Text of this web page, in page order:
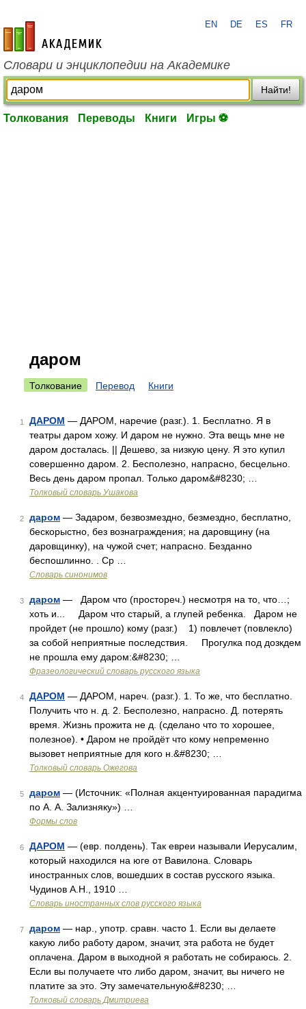
academic.ru
EN DE ES FR
Словари и энциклопедии на Академике
Найти!
Толкования Переводы Книги Игры ⚽
даром
Толкование Перевод Книги
1 ДАРОМ — ДАРОМ, наречие (разг.). 1. Бесплатно. Я в
театры даром хожу. И даром не нужно. Эта вещь мне не
даром досталась. || Дешево, за низкую цену. Я это купил
совершенно даром. 2. Бесполезно, напрасно, бесцельно.
Весь день даром пропал. Только даром&#8230; …
Толковый словарь Ушакова
2 даром — Задаром, безвозмездно, безмездно, бесплатно,
бескорыстно, без вознаграждения; на даровщину (на
даровщинку), на чужой счет; напрасно. Безданно
беспошлинно. . Ср …
Словарь синонимов
3 даром — Даром что (простореч.) несмотря на то, что…;
хоть и... Даром что старый, а глупей ребенка. Даром не
пройдет (не прошло) кому (разг.) 1) повлечет (повлекло)
за собой неприятные последствия. Прогулка под дозкдем
не прошла ему даром:&#8230; …
Фразеологический словарь русского языка
4 ДАРОМ — ДАРОМ, нареч. (разг.). 1. То же, что бесплатно.
Получить что н. д. 2. Бесполезно, напрасно. Д. потерять
время. Жизнь прожита не д. (сделано что то хорошее,
полезное). • Даром не пройдёт что кому непременно
вызовет неприятные для кого н.&#8230; …
Толковый словарь Ожегова
5 даром — (Источник: «Полная акцентуированная парадигма
по А. А. Зализняку») …
Формы слов
6 ДАРОМ — (евр. полдень). Так евреи называли Иерусалим,
который находился на юге от Вавилона. Словарь
иностранных слов, вошедших в состав русского языка.
Чудинов А.Н., 1910 …
Словарь иностранных слов русского языка
7 даром — нар., употр. сравн. часто 1. Если вы делаете
какую либо работу даром, значит, эта работа не будет
оплачена. Даром в выходной я работать не собираюсь. 2.
Если вы получаете что либо даром, значит, вы ничего не
платите за это. Эту замечательную&#8230; …
Толковый словарь Дмитриева